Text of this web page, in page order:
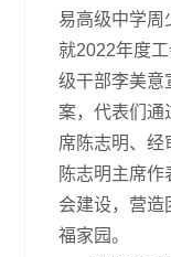
易高级中学周
就2022年度
级干部李美意
案，代表们通
席陈志明、经
陈志明主席
会建设，营造
福家园。